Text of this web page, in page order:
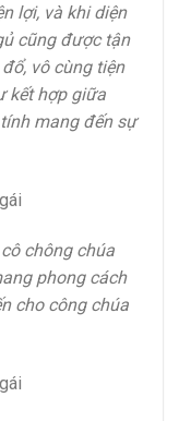
lợi, và khi diện
cũng được tận
vô cùng tiện
kết hợp giữa
mang đến sự
chông chúa
phong cách
cho công chúa